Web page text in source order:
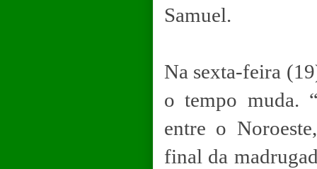
Samuel.
Na sexta-feira
o tempo muda.
entre o
final da